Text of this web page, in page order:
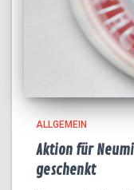
ALLGEMEIN
Aktion für
geschenkt